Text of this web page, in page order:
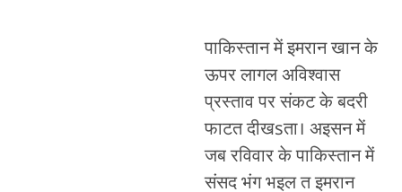
पाकिस्तान में इमरान खान के
ऊपर लागल अविश्वास
प्रस्ताव पर संकट के बदरी
फाटत दीखsता। अइसन में
जब रविवार के पाकिस्तान में
संसद भंग भइल त इमरान